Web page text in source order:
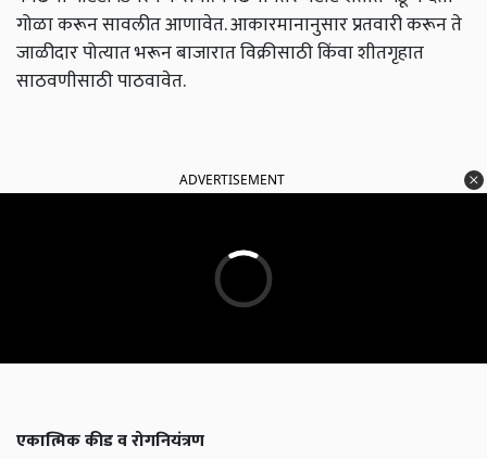
गोळा करून सावलीत आणावेत. आकारमानानुसार प्रतवारी करून ते
जाळीदार पोत्यात भरून बाजारात विक्रीसाठी किंवा शीतगृहात
साठवणीसाठी पाठवावेत.
ADVERTISEMENT
एकात्मिक कीड व रोगनियंत्रण